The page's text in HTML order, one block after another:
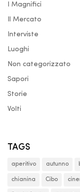
I Magnifici
Il Mercato
Interviste
Luoghi
Non categorizzato
Sapori
Storie
Volti
TAGS
aperitivo autunno
chianina Cibo